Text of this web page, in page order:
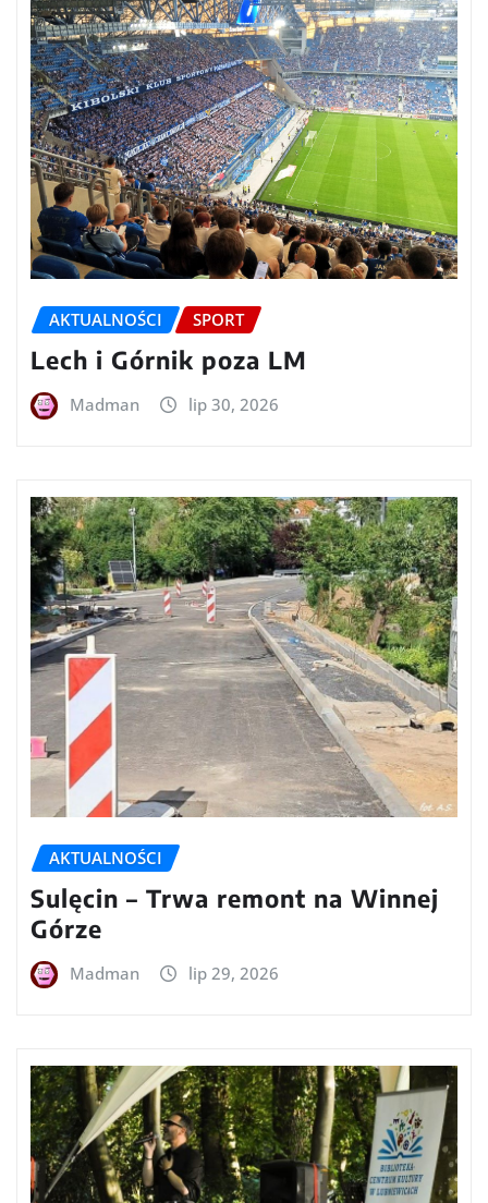
AKTUALNOŚCI SPORT
Lech i Górnik poza LM
Madman lip 30, 2026
AKTUALNOŚCI
Sulęcin – Trwa remont na Winnej
Górze
Madman lip 29, 2026